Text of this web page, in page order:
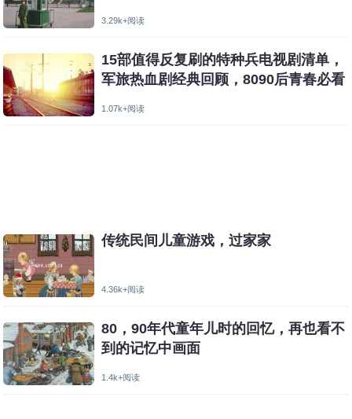
3.29k+阅读
15部值得反复刷的特种兵电视剧清单，
军旅热血剧经典回顾，8090后青春必看
1.07k+阅读
传统民间儿童游戏，过家家
4.36k+阅读
80，90年代童年儿时的回忆，再也看不
到的记忆中画面
1.4k+阅读